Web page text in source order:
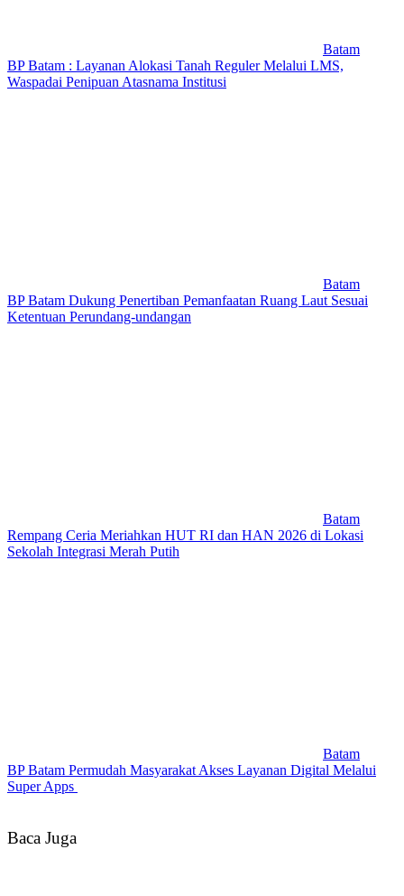
Batam
BP Batam : Layanan Alokasi Tanah Reguler Melalui LMS,
Waspadai Penipuan Atasnama Institusi
Batam
BP Batam Dukung Penertiban Pemanfaatan Ruang Laut Sesuai
Ketentuan Perundang-undangan
Batam
Rempang Ceria Meriahkan HUT RI dan HAN 2026 di Lokasi
Sekolah Integrasi Merah Putih
Batam
BP Batam Permudah Masyarakat Akses Layanan Digital Melalui
Super Apps
Baca Juga